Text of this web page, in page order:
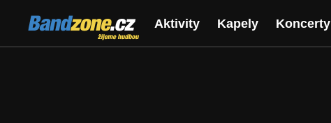
Bandzone.cz
žijeme hudbou
Aktivity Kapely Koncerty